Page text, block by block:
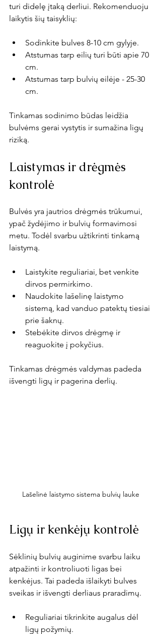
turi didelę įtaką derliui. Rekomenduoju
laikytis šių taisyklių:
Sodinkite bulves 8-10 cm gylyje.
Atstumas tarp eilių turi būti apie 70
cm.
Atstumas tarp bulvių eilėje - 25-30
cm.
Tinkamas sodinimo būdas leidžia
bulvėms gerai vystytis ir sumažina ligų
riziką.
Laistymas ir drėgmės
kontrolė
Bulvės yra jautrios drėgmės trūkumui,
ypač žydėjimo ir bulvių formavimosi
metu. Todėl svarbu užtikrinti tinkamą
laistymą.
Laistykite reguliariai, bet venkite
dirvos permirkimo.
Naudokite lašelinę laistymo
sistemą, kad vanduo patektų tiesiai
prie šaknų.
Stebėkite dirvos drėgmę ir
reaguokite į pokyčius.
Tinkamas drėgmės valdymas padeda
išvengti ligų ir pagerina derlių.
Lašelinė laistymo sistema bulvių lauke
Ligų ir kenkėjų kontrolė
Sėklinių bulvių auginime svarbu laiku
atpažinti ir kontroliuoti ligas bei
kenkėjus. Tai padeda išlaikyti bulves
sveikas ir išvengti derliaus praradimų.
Reguliariai tikrinkite augalus dėl
ligų požymių.